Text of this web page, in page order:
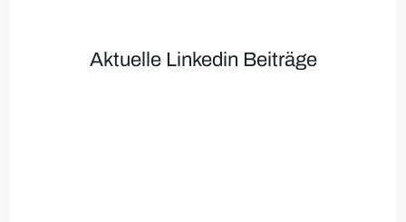
Aktuelle Linkedin Beiträge